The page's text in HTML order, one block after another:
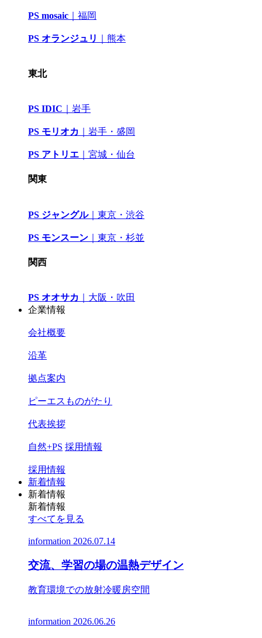
PS mosaic 福岡
PS オランジュリ 熊本
東北
PS IDIC 岩手
PS モリオカ ｜岩手・盛岡
PS アトリエ 宮城・仙台
関東
PS ジャングル｜ 東京・渋谷
PS モンスーン 東京・杉並
関西
PS オオサカ
大阪・吹田
企業情報
会社概要
沿革
拠点案内
ピーエスものがたり
代表挨拶
自然+PS 採用情報
採用情報
新着情報
新着情報
新着情報
すべてを見る
information 2026.07.14
交流、学習の場の温熱デザイン
教育環境での放射冷暖房空間
information 2026.06.26